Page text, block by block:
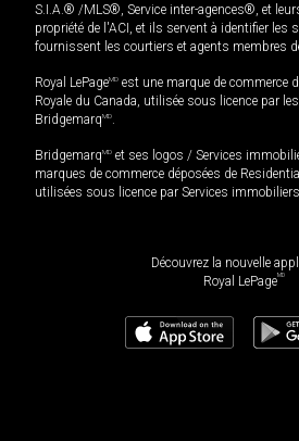
S.I.A.® /MLS®, Service inter-agences®, et
propriété de l'ACI, et ils servent à identifier les
fournissent les courtiers et agents membres
Royal LePageMD est une marque de commerce
Royale du Canada, utilisée sous licence par
BridgemarqMD.
BridgemarqMD et ses logos / Services
marques de commerce déposées de
utilisées sous licence par Services
Découvrez la nouvelle
Royal LePageMD